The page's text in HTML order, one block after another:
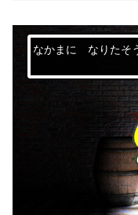
なかまに なりたそ